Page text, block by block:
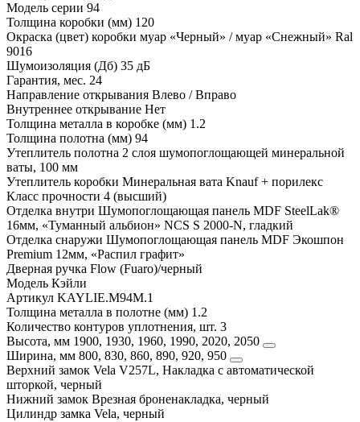
Модель серии 94
Толщина коробки (мм) 120
Окраска (цвет) коробки муар «Черный» / муар «Снежный» Ral
9016
Шумоизоляция (Дб) 35 дБ
Гарантия, мес. 24
Направление открывания Влево / Вправо
Внутреннее открывание Нет
Толщина металла в коробке (мм) 1.2
Толщина полотна (мм) 94
Утеплитель полотна 2 слоя шумопоглощающей минеральной
ваты, 100 мм
Утеплитель коробки Минеральная вата Knauf + порилекс
Класс прочности 4 (высший)
Отделка внутри Шумопоглощающая панель MDF SteelLak®
16мм, «Туманный альбион» NCS S 2000-N, гладкий
Отделка снаружи Шумопоглощающая панель MDF Экошпон
Premium 12мм, «Распил графит»
Дверная ручка Flow (Fuaro)/черный
Модель Кэйли
Артикул KAYLIE.M94M.1
Толщина металла в полотне (мм) 1.2
Количество контуров уплотнения, шт. 3
Высота, мм 1900, 1930, 1960, 1990, 2020, 2050
Ширина, мм 800, 830, 860, 890, 920, 950
Верхний замок Vela V257L, Накладка с автоматической
шторкой, черный
Нижний замок Врезная броненакладка, черный
Цилиндр замка Vela, черный